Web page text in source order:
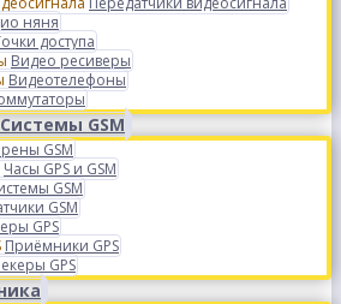
няня
доступа
Видео ресиверы
Видеотелефоны
GSM
GSM
Часы GPS и GSM
GSM
GSM
GPS
Приёмники GPS
GPS